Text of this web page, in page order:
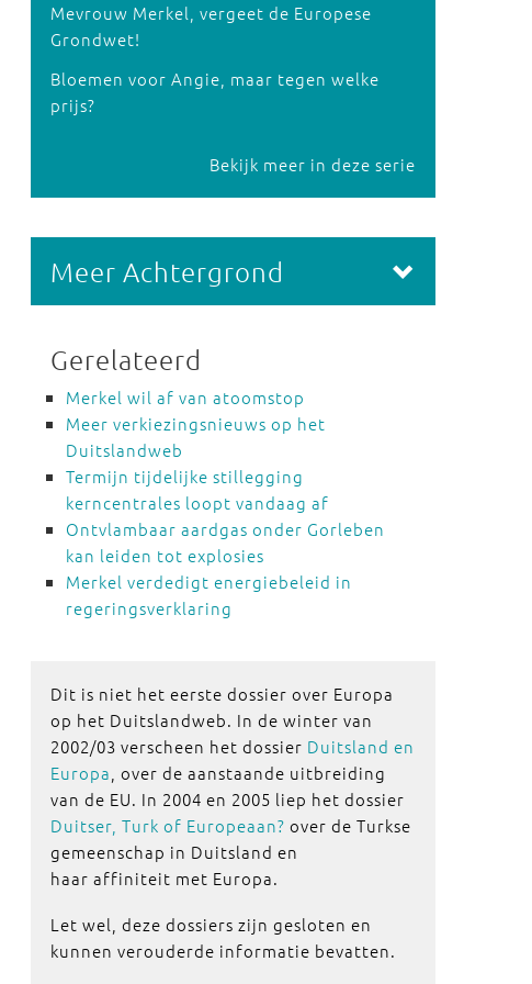
Mevrouw Merkel, vergeet de Europese
Grondwet!
Bloemen voor Angie, maar tegen welke
prijs?
Bekijk meer in deze serie
Meer Achtergrond
Gerelateerd
Merkel wil af van atoomstop
Meer verkiezingsnieuws op het
Duitslandweb
Termijn tijdelijke stillegging
kerncentrales loopt vandaag af
Ontvlambaar aardgas onder Gorleben
kan leiden tot explosies
Merkel verdedigt energiebeleid in
regeringsverklaring
Dit is niet het eerste dossier over Europa
op het Duitslandweb. In de winter van
2002/03 verscheen het dossier Duitsland en
Europa , over de aanstaande uitbreiding
van de EU. In 2004 en 2005 liep het dossier
Duitser, Turk of Europeaan? over de Turkse
gemeenschap in Duitsland en
haar affiniteit met Europa.
Let wel, deze dossiers zijn gesloten en
kunnen verouderde informatie bevatten.